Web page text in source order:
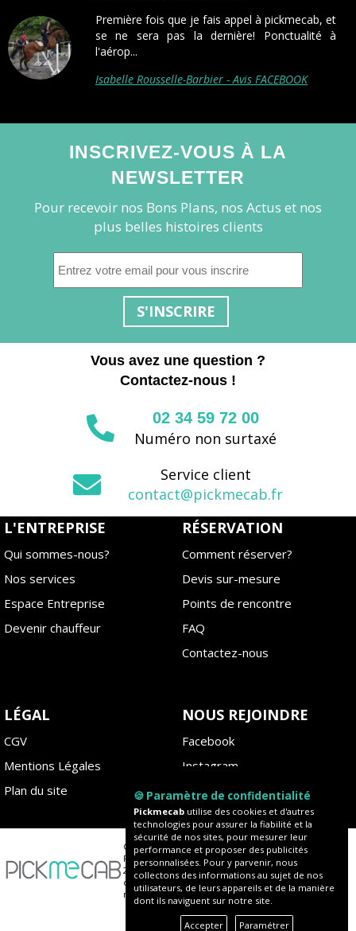
Première fois que je fais appel à pickmecab, et
se ne sera pas la dernière! Ponctualité à
l'aérop...
Isabelle Rousselle-Barbier - Avis FACEBOOK
INSCRIVEZ-VOUS À LA
NEWSLETTER
Pour recevoir nos Bons Plans, nos Actus et nos
plus belles histoires clients
S'INSCRIRE
Vous avez une question ?
Contactez-nous !
02 34 59 72 00
Numéro non surtaxé
Service client
contact@pickmecab.fr
L'ENTREPRISE
Qui sommes-nous?
Nos services
Espace Entreprise
Devenir chauffeur
RÉSERVATION
Comment réserver?
Devis sur-mesure
Points de rencontre
FAQ
Contactez-nous
LÉGAL
CGV
Mentions Légales
Plan du site
NOUS REJOINDRE
Facebook
Instagram
Blog
Copyright ©
Pickmecab
2020 - Tous
droits
réservés
🍪 Paramètre de confidentialité
Pickmecab utilise des cookies et d'autres
technologies pour assurer la fiabilité et la
sécurité de nos sites, pour mesurer leur
performance et proposer des publicités
personnalisées. Pour y parvenir, nous
collectons des informations au sujet de nos
utilisateurs, de leurs appareils et de la manière
dont ils naviguent sur notre site.
Accepter Paramétrer